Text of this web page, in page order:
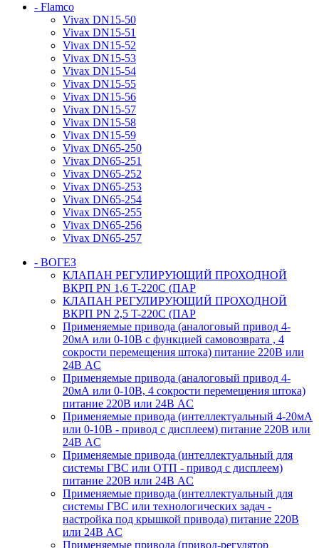
- Flamco
Vivax DN15-50
Vivax DN15-51
Vivax DN15-52
Vivax DN15-53
Vivax DN15-54
Vivax DN15-55
Vivax DN15-56
Vivax DN15-57
Vivax DN15-58
Vivax DN15-59
Vivax DN65-250
Vivax DN65-251
Vivax DN65-252
Vivax DN65-253
Vivax DN65-254
Vivax DN65-255
Vivax DN65-256
Vivax DN65-257
- ВОГЕЗ
КЛАПАН РЕГУЛИРУЮЩИЙ ПРОХОДНОЙ
ВКРП PN 1,6 T-220C (ПАР
КЛАПАН РЕГУЛИРУЮЩИЙ ПРОХОДНОЙ
ВКРП PN 2,5 T-220C (ПАР
Применяемые привода (аналоговый привод 4-
20мА или 0-10В с функцией самовозврата , 4
сокрости перемещения штока) питание 220В или
24В AC
Применяемые привода (аналоговый привод 4-
20мА или 0-10В, 4 сокрости перемещения штока)
питание 220В или 24В AC
Применяемые привода (интеллектуальный 4-20мА
или 0-10В - привод с дисплеем) питание 220В или
24В AC
Применяемые привода (интеллектуальный для
системы ГВС или ОТП - привод с дисплеем)
питание 220В или 24В AC
Применяемые привода (интеллектуальный для
системы ГВС или технологических задач -
настройка под крышкой привода) питание 220В
или 24В AC
Применяемые привода (привод-регулятор